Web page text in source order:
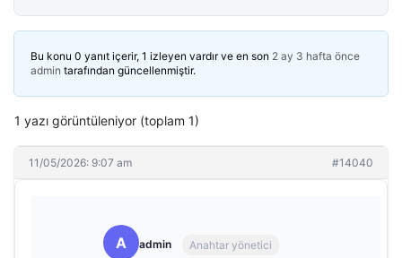
Bu konu 0 yanıt içerir, 1 izleyen vardır ve en son 2 ay 3 hafta önce
admin tarafından güncellenmiştir.
1 yazı görüntüleniyor (toplam 1)
11/05/2026: 9:07 am #14040
A admin Anahtar yönetici